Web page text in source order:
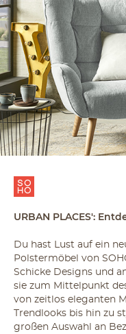
URBAN PLACES':
Du hast Lust auf ein
Polstermöbel von
Schicke Designs und
sie zum Mittelpunkt
von zeitlos eleganten
Trendlooks bis hin zu
großen Auswahl an